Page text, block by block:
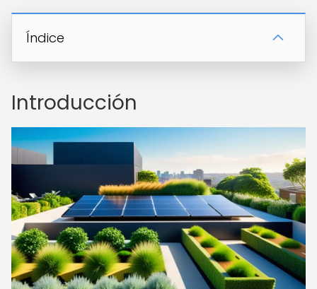
Índice
Introducción